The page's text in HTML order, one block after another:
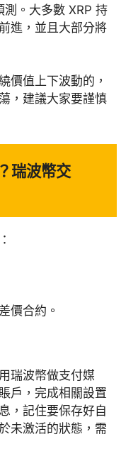
。大多數 XRP 持
進，並且大部分將
價值上下波動的，
，建議大家要謹慎
瑞波幣交
價合約。
瑞波幣做支付媒
戶，完成相關設置
，記住要保存好自
未激活的狀態，需